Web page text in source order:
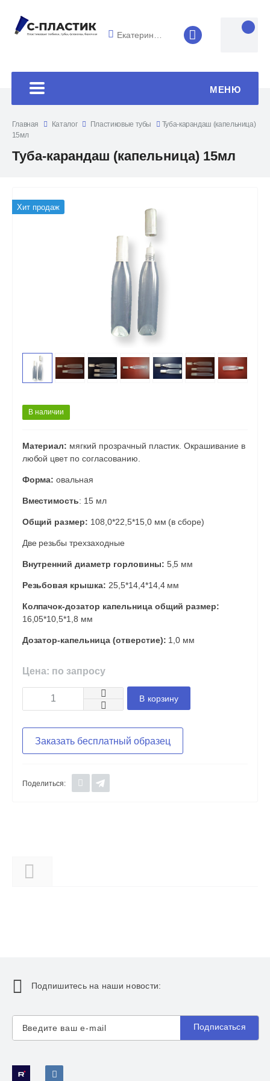
Екатеринбург 8 (4852) 33-
МЕНЮ
Главная Каталог Пластиковые тубы
Туба-карандаш (капельница)
15мл
Туба-карандаш (капельница) 15мл
Хит продаж
В наличии
Материал: мягкий прозрачный пластик. Окрашивание в
любой цвет по согласованию.
Форма:овальная
Вместимость: 15 мл
Общий размер: 108,0*22,5*15,0 мм (в сборе)
Две резьбы трехзаходные
Внутренний диаметр горловины: 5,5 мм
Резьбовая крышка: 25,5*14,4*14,4 мм
Колпачок-дозатор капельница общий размер:
16,05*10,5*1,8 мм
Дозатор-капельница (отверстие): 1,0 мм
Цена: по запросу
В корзину
Заказать бесплатный образец
Поделиться:
Подпишитесь на наши новости:
Подписаться